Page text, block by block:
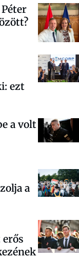
ezt
a volt
a